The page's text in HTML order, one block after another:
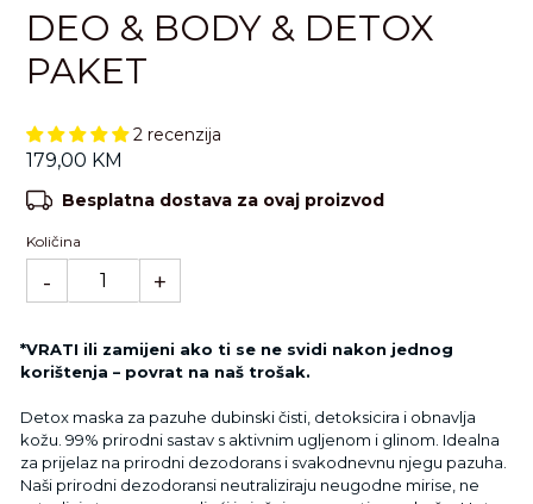
DEO & BODY & DETOX
PAKET
2 recenzija
Standardna
cijena
179,00 KM
Besplatna dostava za ovaj proizvod
Količina
- +
*VRATI ili zamijeni ako ti se ne svidi nakon jednog
korištenja – povrat na naš trošak.
Detox maska za pazuhe dubinski čisti, detoksicira i obnavlja
kožu. 99% prirodni sastav s aktivnim ugljenom i glinom. Idealna
za prijelaz na prirodni dezodorans i svakodnevnu njegu pazuha.
Naši prirodni dezodoransi neutraliziraju neugodne mirise, ne